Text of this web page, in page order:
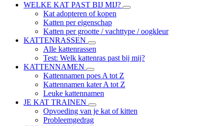
WELKE KAT PAST BIJ MIJ?
Kat adopteren of kopen
Katten per eigenschap
Katten per grootte / vachttype / oogkleur
KATTENRASSEN
Alle kattenrassen
Test: Welk kattenras past bij mij?
KATTENNAMEN
Kattennamen poes A tot Z
Kattennamen kater A tot Z
Leuke kattennamen
JE KAT TRAINEN
Opvoeding van je kat of kitten
Probleemgedrag